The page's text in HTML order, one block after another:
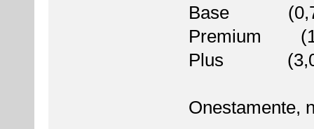
Base
Premium
Plus (3,00/
Onestamente,